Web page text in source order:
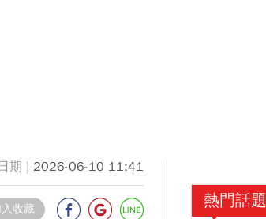
2026-06-10 11:41
收藏 熱門話題